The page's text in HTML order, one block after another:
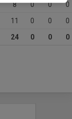
8 0 0 0
11 0 0 0
24 0 0 0